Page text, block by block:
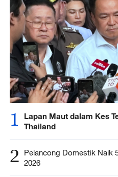
1
Lapan Maut dalam Kes
Thailand
2
Pelancong Domestik Naik
2026